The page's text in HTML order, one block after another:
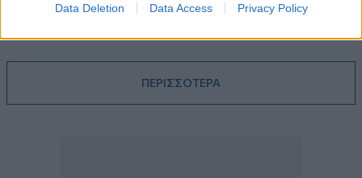
Data Deletion Data Access Privacy Policy
Η νέα εποχή στην εκπαίδευση των ασφαλιστικών
ΠΕΡΙΣΣΟΤΕΡΑ